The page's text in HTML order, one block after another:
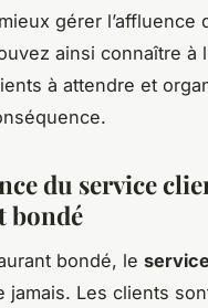
gérer l’affluence
ainsi connaître à
à attendre et
du service
bondé
bondé, le
jamais. Les clients